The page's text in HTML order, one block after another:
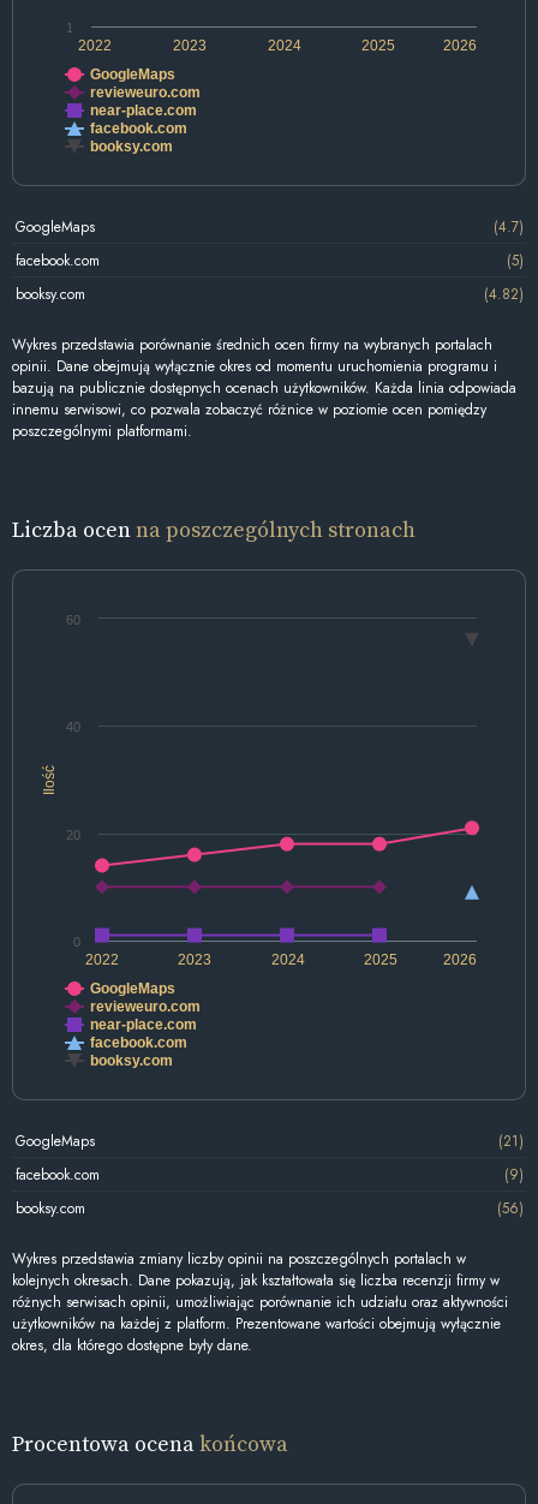
2022 2024 2026
2023 2025
1
GoogleMaps
revieweuro.com
near-place.com
facebook.com
booksy.com
GoogleMaps
(4.7)
facebook.com
(5)
booksy.com
(4.82)
Wykres przedstawia porównanie średnich ocen firmy na wybranych portalach
opinii. Dane obejmują wyłącznie okres od momentu uruchomienia programu i
bazują na publicznie dostępnych ocenach użytkowników. Każda linia odpowiada
innemu serwisowi, co pozwala zobaczyć różnice w poziomie ocen pomiędzy
poszczególnymi platformami.
Liczba ocenna poszczególnych stronach
Ilość
2022 2024 2026
2023 2025
0
20
40
60
GoogleMaps
revieweuro.com
near-place.com
facebook.com
booksy.com
GoogleMaps
(21)
facebook.com
(9)
booksy.com
(56)
Wykres przedstawia zmiany liczby opinii na poszczególnych portalach w
kolejnych okresach. Dane pokazują, jak kształtowała się liczba recenzji firmy w
różnych serwisach opinii, umożliwiając porównanie ich udziału oraz aktywności
użytkowników na każdej z platform. Prezentowane wartości obejmują wyłącznie
okres, dla którego dostępne były dane.
Procentowa ocenakońcowa